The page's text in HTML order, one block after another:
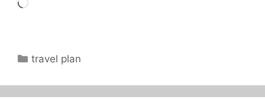
Loading…
Categories
travel plan